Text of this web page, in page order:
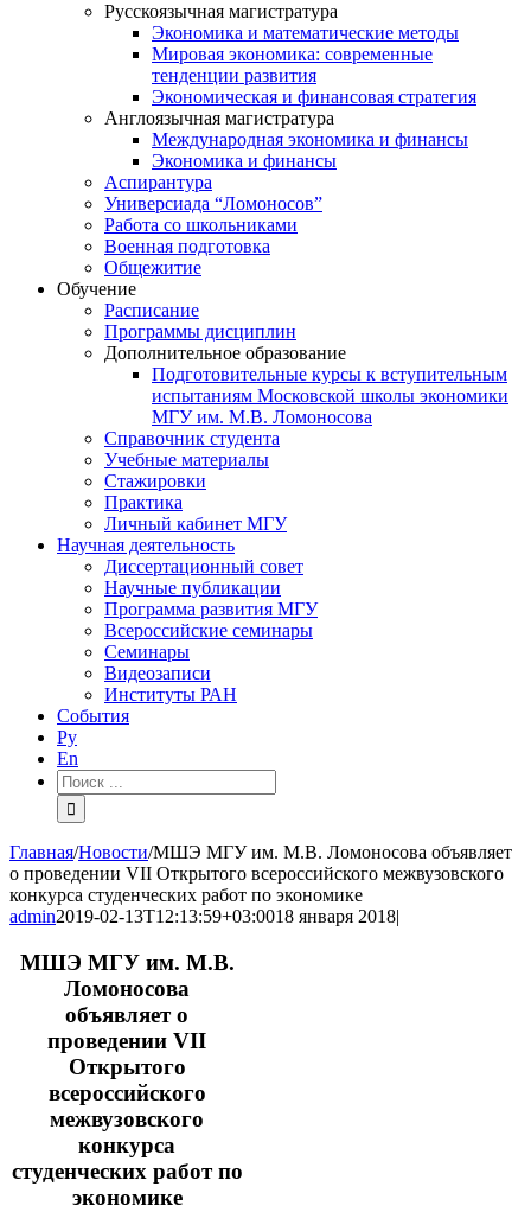
Русскоязычная магистратура
Экономика и математические методы
Мировая экономика: современные
тенденции развития
Экономическая и финансовая стратегия
Англоязычная магистратура
Международная экономика и финансы
Экономика и финансы
Аспирантура
Универсиада “Ломоносов”
Работа со школьниками
Военная подготовка
Общежитие
Обучение
Расписание
Программы дисциплин
Дополнительное образование
Подготовительные курсы к вступительным
испытаниям Московской школы экономики
МГУ им. М.В. Ломоносова
Справочник студента
Учебные материалы
Стажировки
Практика
Личный кабинет МГУ
Научная деятельность
Диссертационный совет
Научные публикации
Программа развития МГУ
Всероссийские семинары
Семинары
Видеозаписи
Институты РАН
События
Ру
En
Результат
поиска:
Главная/Новости/МШЭ МГУ им. М.В. Ломоносова объявляет
о проведении VII Открытого всероссийского межвузовского
конкурса студенческих работ по экономике
admin2019-02-13T12:13:59+03:0018 января 2018|
МШЭ МГУ им. М.В.
Ломоносова
объявляет о
проведении VII
Открытого
всероссийского
межвузовского
конкурса
студенческих работ по
экономике